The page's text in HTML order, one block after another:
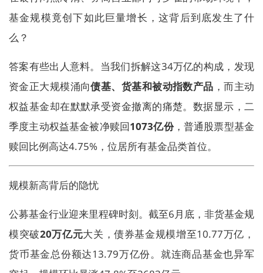
基金规模竟创下如此巨量增长，这背后到底发生了什
么？
答案有些出人意料。当我们拆解这34万亿的构成，发现
资金正大规模涌向债基、货基和被动指数产品 ，而主动
权益基金却在默默承受资金撤离的痛楚。数据显示，二
季度主动权益基金被净赎回1073亿份，普通股票型基金
赎回比例高达4.75%，位居所有基金品类首位。
规模新高背后的隐忧
公募基金行业迎来里程碑时刻。截至6月底，非货基金规
模突破20万亿元大关，债券基金规模增至10.77万亿，
货币基金总份额达13.79万亿份。就连商品基金也异军